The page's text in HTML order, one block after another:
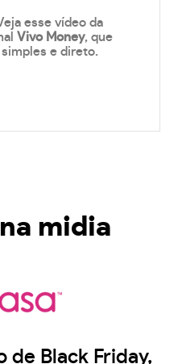
esse vídeo da
Vivo Money, que
e direto.
midia
de Black Friday,